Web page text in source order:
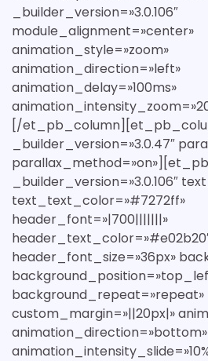
_builder_version=»3.0.106″
module_alignment=»center»
animation_style=»zoom»
animation_direction=»left»
animation_delay=»100ms»
[/
_builder_version=»3.0.47″
_builder_version=»3.0.106″
text_text_color=»#7272ff»
header_font=»|700|||||||»
header_font_size=»36px»
background_repeat=»repeat»
custom_margin=»||20px|»
animation_direction=»bottom»